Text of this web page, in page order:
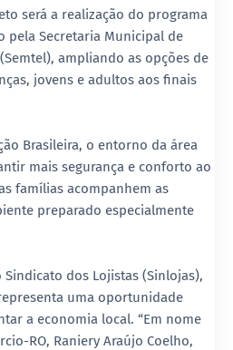
será a realização do programa
pela Secretaria Municipal de
ampliando as opções de
jovens e adultos aos finais
Brasileira, o entorno da área
mais segurança e conforto ao
famílias acompanhem as
preparado especialmente
dos Lojistas (Sinlojas),
uma oportunidade
a economia local. “Em nome
RO, Raniery Araújo Coelho,